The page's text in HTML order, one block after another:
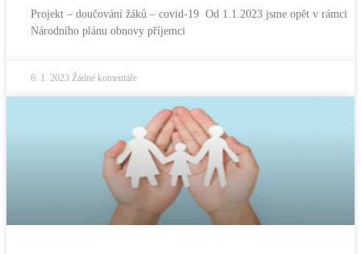
Projekt – doučování žáků – covid-19 Od 1.1.2023 jsme opět v rámci
Národního plánu obnovy příjemci
6. 1. 2023 Žádné komentáře